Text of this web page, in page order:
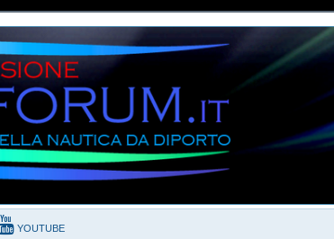
YOUTUBE